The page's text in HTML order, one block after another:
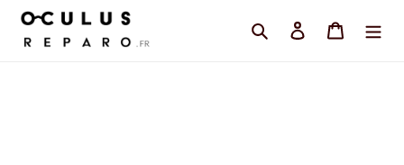
Cherchez une
Se connecter
Panier